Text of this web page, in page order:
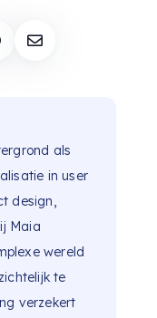

als
in user
design,
Maia
wereld
te
verzekert